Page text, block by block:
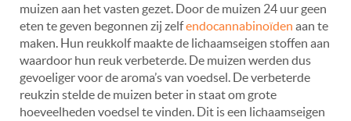
muizen aan het vasten gezet. Door de muizen 24 uur geen
eten te geven begonnen zij zelfendocannabinoïden aan te
maken. Hun reukkolf maakte de lichaamseigen stoffen aan
waardoor hun reuk verbeterde. De muizen werden dus
gevoeliger voor de aroma’s van voedsel. De verbeterde
reukzin stelde de muizen beter in staat om grote
hoeveelheden voedsel te vinden. Dit is een lichaamseigen